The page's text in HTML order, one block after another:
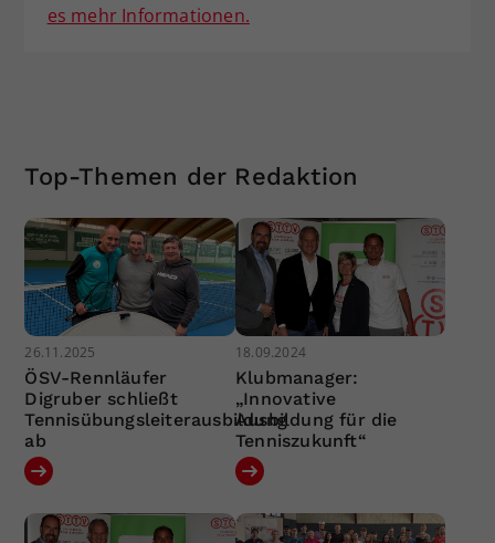
es mehr Informationen.
Top-Themen der Redaktion
26.11.2025
ÖSV-Rennläufer
Digruber schließt
Tennisübungsleiterausbildung
ab
18.09.2024
Klubmanager:
„Innovative
Ausbildung für die
Tenniszukunft“